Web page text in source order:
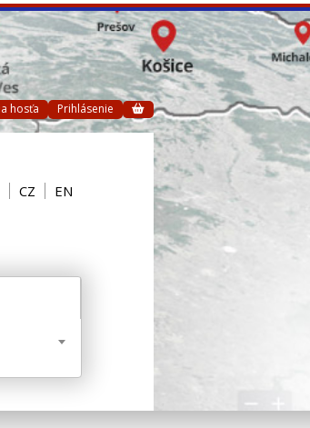
hosťa Prihlásenie
CZ EN